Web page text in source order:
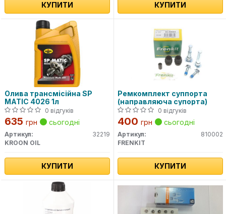
КУПИТИ КУПИТИ
Олива трансмісійна SP
MATIC 4026 1л
0 відгуків
635 грн сьогодні
Артикул:
32219
KROON OIL
КУПИТИ
Ремкомплект суппорта
(направляюча супорта)
0 відгуків
400 грн сьогодні
Артикул:
810002
FRENKIT
КУПИТИ